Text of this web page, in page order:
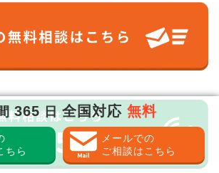
365日全国対応 無料
ちら
メールでの
ご相談はこちら